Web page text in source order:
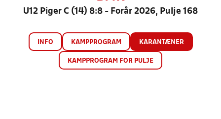
U12 Piger C (14) 8:8 - Forår 2026, Pulje 168
INFO KAMPPROGRAM KARANTÆNER
KAMPPROGRAM FOR PULJE